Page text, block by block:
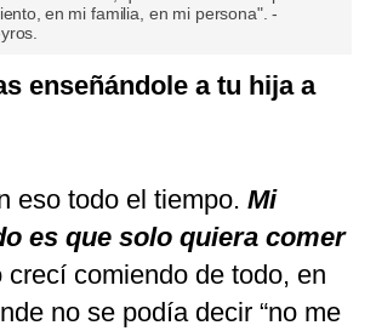
en mi familia, en mi persona". -
enseñándole a tu hija a
eso todo el tiempo. Mi
es que solo quiera comer
crecí comiendo de todo, en
no se podía decir “no me